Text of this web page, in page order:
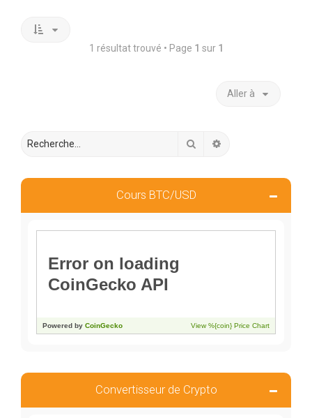
1 résultat trouvé • Page 1 sur 1
Aller à
Rechercher
Cours BTC/USD
Convertisseur de Crypto